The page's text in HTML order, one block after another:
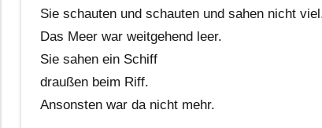
Sie schauten und schauten und sahen nicht
Das Meer war weitgehend leer.
Sie sahen ein Schiff
draußen beim Riff.
Ansonsten war da nicht mehr.